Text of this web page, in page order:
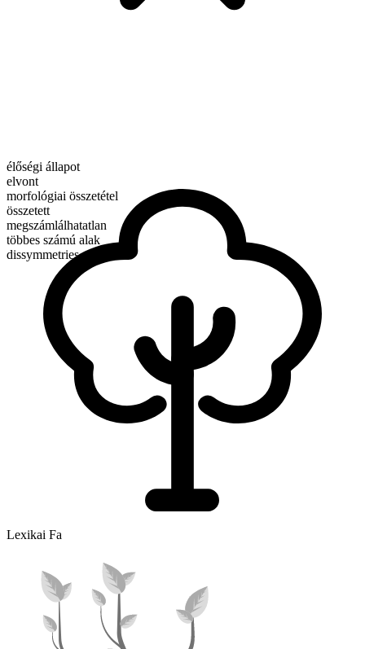
élőségi állapot
elvont
morfológiai összetétel
összetett
megszámlálhatatlan
többes számú alak
dissymmetries
Lexikai Fa